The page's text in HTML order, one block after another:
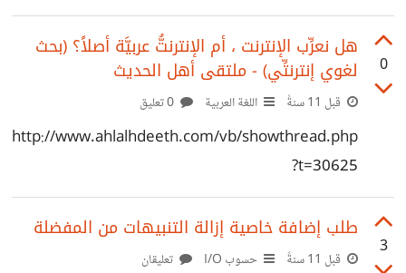
المصطلحات المُنتجة في مختلف المجالات العلمية والتقنية وهي
في ازدياد مضرد كل يوم، ولا وجود لمشروع حقيقي او محاولة
حتى لترجمة هذه المصطلحات وأنا أتكلم هنا على مستوى الدولة
لا الافراد. كنت اخشى على العربية اندثارها وتأخرها عن ركب
العلوم (وهذا هو الحاصل) وذلك لأنه ان لم تكن لغتك قادرة على
استيعاب العلوم فسيلجأ طلابها الى استعمال اللغة القادرة على
0
هل نعرِّب الإنترنت ، أم الإنترنتُّ عربيَّة أصلاً؟ (بحث
لغوي إنترنتِّي) - ملتقى أهل الحديث
قبل 11 سنةً اللغة العربية
http://www.ahlalhdeeth.com/vb/showthread.php
?t=30625
3
طلب إضافة خاصية إزالة التنبيهات من المفضلة
قبل 11 سنةً حسوب I/O تعليقان